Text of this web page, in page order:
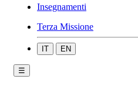
Insegnamenti
Terza Missione
IT EN
☰